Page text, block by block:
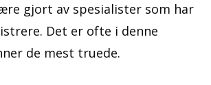
gjort av spesialister som har
Det er ofte i denne
de mest truede.